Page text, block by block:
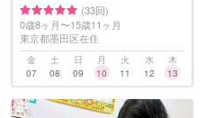
(33回)
0歳8ヶ月〜15歳11ヶ月
東京都墨田区在住
金
07
土
08
日
09
月
10
火
11
水
12
木
13